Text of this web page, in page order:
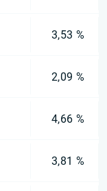
3,53 %
2,09 %
4,66 %
3,81 %